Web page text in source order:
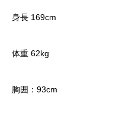
身長 169cm
体重 62kg
胸囲：93cm